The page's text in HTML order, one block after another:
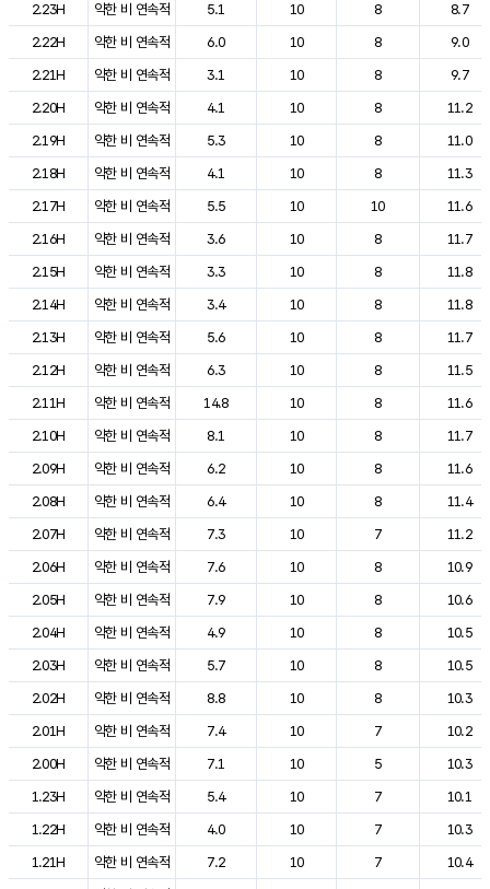
2.23H
약한 비 연속적 5.1 10 8
8.7
2.22H
약한 비 연속적 6.0 10 8
9.0
2.21H
약한 비 연속적 3.1 10 8
9.7
2.20H
약한 비 연속적 4.1 10 8
11.2
2.19H
약한 비 연속적 5.3 10 8
11.0
2.18H
약한 비 연속적 4.1 10 8
11.3
2.17H
약한 비 연속적 5.5 10 10
11.6
2.16H
약한 비 연속적 3.6 10 8
11.7
2.15H
약한 비 연속적 3.3 10 8
11.8
2.14H
약한 비 연속적 3.4 10 8
11.8
2.13H
약한 비 연속적 5.6 10 8
11.7
2.12H
약한 비 연속적 6.3 10 8
11.5
2.11H
약한 비 연속적 14.8 10 8
11.6
2.10H
약한 비 연속적 8.1 10 8
11.7
2.09H
약한 비 연속적 6.2 10 8
11.6
2.08H
약한 비 연속적 6.4 10 8
11.4
2.07H
약한 비 연속적 7.3 10 7
11.2
2.06H
약한 비 연속적 7.6 10 8
10.9
2.05H
약한 비 연속적 7.9 10 8
10.6
2.04H
약한 비 연속적 4.9 10 8
10.5
2.03H
약한 비 연속적 5.7 10 8
10.5
2.02H
약한 비 연속적 8.8 10 8
10.3
2.01H
약한 비 연속적 7.4 10 7
10.2
2.00H
약한 비 연속적 7.1 10 5
10.3
1.23H
약한 비 연속적 5.4 10 7
10.1
1.22H
약한 비 연속적 4.0 10 7
10.3
1.21H
약한 비 연속적 7.2 10 7
10.4